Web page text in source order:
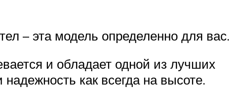
– эта модель определенно для вас.
и обладает одной из лучших
как всегда на высоте.